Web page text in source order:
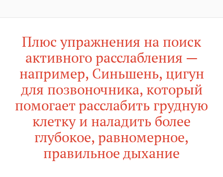
Плюс упражнения на поиск
активного расслабления —
например, Синьшень, цигун
для позвоночника, который
помогает расслабить грудную
клетку и наладить более
глубокое, равномерное,
правильное дыхание